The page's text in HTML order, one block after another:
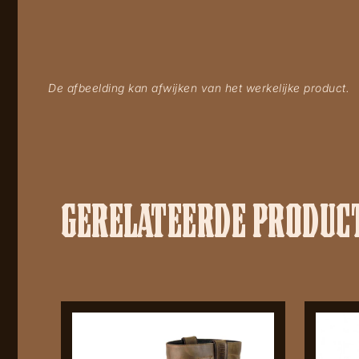
De afbeelding kan afwijken van het werkelijke product.
GERELATEERDE